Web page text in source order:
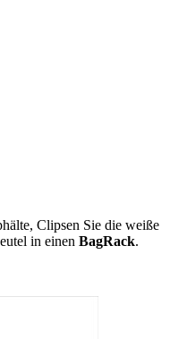
Clipsen Sie die weiße
in einen BagRack.